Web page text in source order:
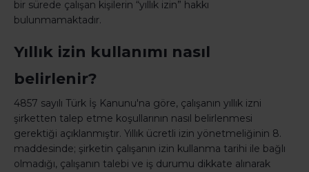
bir sürede çalışan kişilerin “yıllık izin” hakkı
bulunmamaktadır.
Yıllık izin kullanımı nasıl
belirlenir?
4857 sayılı Türk İş Kanunu'na göre, çalışanın yıllık izni
şirketten talep etme koşullarının nasıl belirlenmesi
gerektiği açıklanmıştır. Yıllık ücretli izin yönetmeliğinin 8.
maddesinde; şirketin çalışanın izin kullanma tarihi ile bağlı
olmadığı, çalışanın talebi ve iş durumu dikkate alınarak